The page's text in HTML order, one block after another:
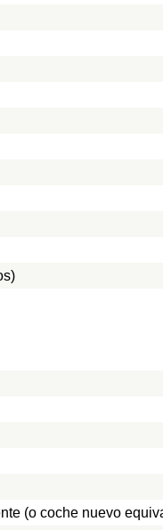
(o coche nuevo